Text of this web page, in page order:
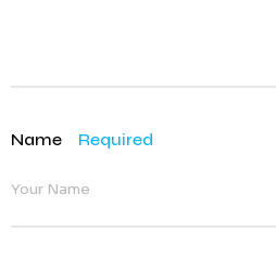
Name Required